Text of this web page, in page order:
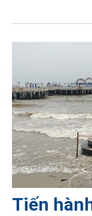
Tiến